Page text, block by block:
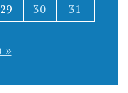
29 30 31
»